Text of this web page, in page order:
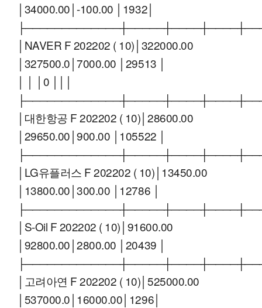
│34000.00│-100.00 │1932│
│NAVER F 202202 ( 10)│322000.00
│327500.0│7000.00 │29513 │
│ │ │0 │││
│대한항공 F 202202 ( 10)│28600.00
│29650.00│900.00 │105522 │
│LG유플러스 F 202202 ( 10)│13450.00
│13800.00│300.00 │12786 │
│S-Oil F 202202 ( 10)│91600.00
│92800.00│2800.00 │20439 │
│고려아연 F 202202 ( 10)│525000.00
│537000.0│16000.00│1296│